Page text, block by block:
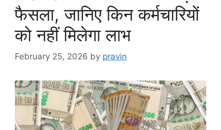
फैसला, जानिए किन कर्मचारियों
को नहीं मिलेगा लाभ
February 25, 2026 by pravin